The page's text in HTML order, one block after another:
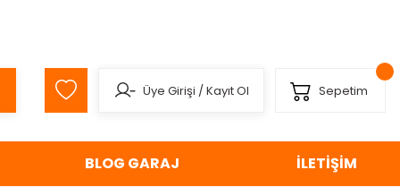
Üye Girişi /Kayıt Ol Sepetim
BLOG GARAJ İLETİŞİM